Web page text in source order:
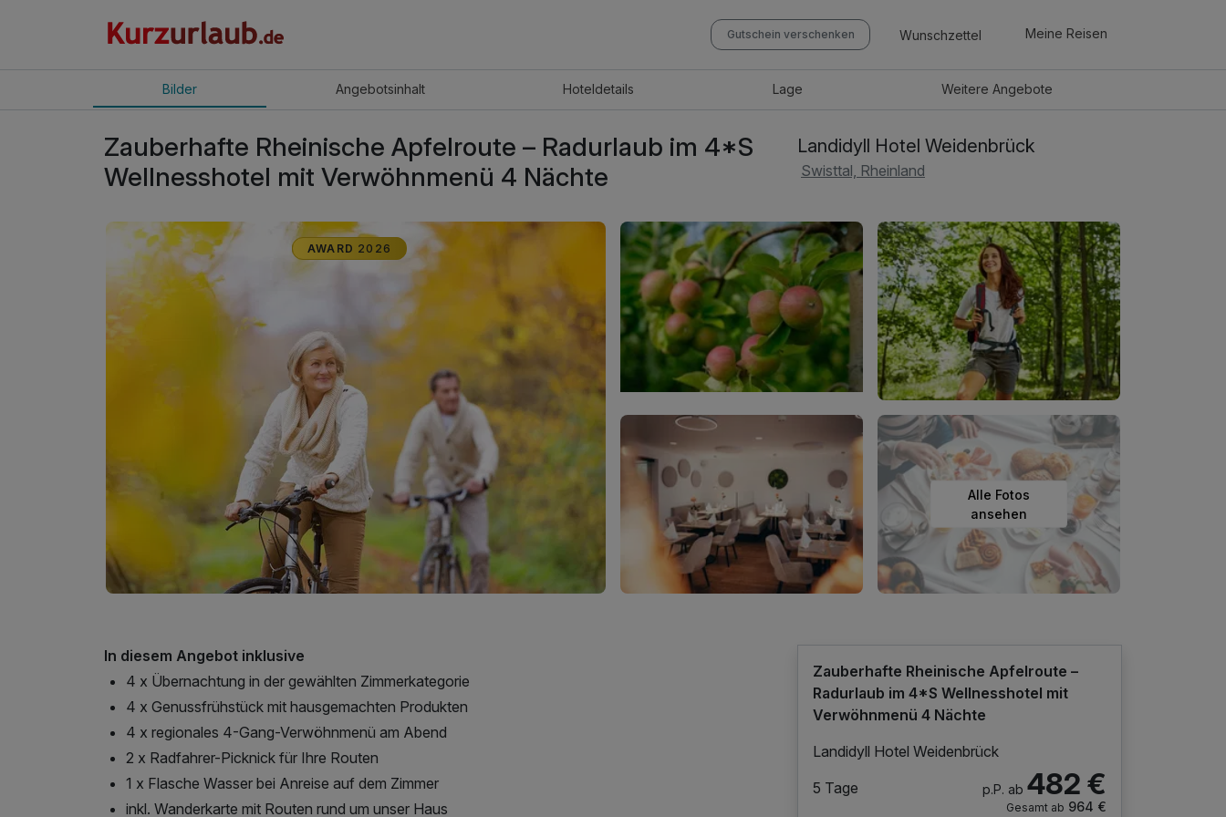
Gutschein verschenken Wunschzettel Meine Reisen
Bilder Angebotsinhalt Hoteldetails Lage WeitereAngebote
Zauberhafte Rheinische Apfelroute – Radurlaub im 4*S
Wellnesshotel mit Verwöhnmenü 4 Nächte
Landidyll Hotel Weidenbrück
Swisttal, Rheinland
AWARD 2026
Alle Fotos
ansehen
In diesem Angebot inklusive
4 x Übernachtung in der gewählten Zimmerkategorie
4 x Genussfrühstück mit hausgemachten Produkten
4 x regionales 4-Gang-Verwöhnmenü am Abend
2 x Radfahrer-Picknick für Ihre Routen
1 x Flasche Wasser bei Anreise auf dem Zimmer
inkl. Wanderkarte mit Routen rund um unser Haus
Zauberhafte Rheinische Apfelroute –
Radurlaub im 4*S Wellnesshotel mit
Verwöhnmenü 4 Nächte
Landidyll Hotel Weidenbrück
5 Tage
p.P. ab 482 €
Gesamt ab 964 €